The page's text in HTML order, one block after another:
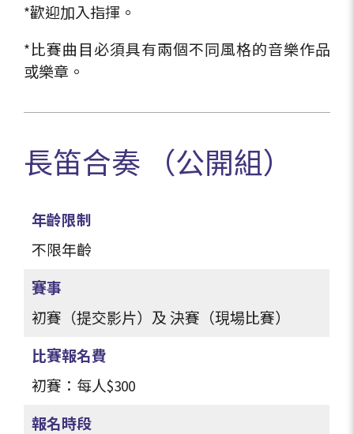
*歡迎加入指揮。
*比賽曲目必須具有兩個不同風格的音樂作品
或樂章。
長笛合奏 （公開組）
年齡限制
不限年齡
賽事
初賽（提交影片）及 決賽（現場比賽）
比賽報名費
初賽：每人$300
報名時段